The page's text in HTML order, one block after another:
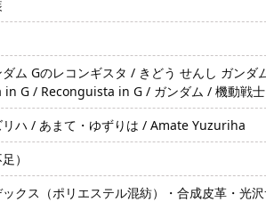
ム Gのレコンギスタ / きどう せんし ガン
G / Reconguista in G / ガンダム / 機動戦
リハ / あまて・ゆずりは / Amate Yuzuriha
）
クス（ポリエステル混紡）・合成皮革・光